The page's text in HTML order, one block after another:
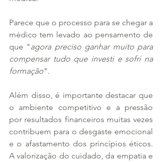
Parece que o processo para se chegar a
médico tem levado ao pensamento de
que "agora preciso ganhar muito para
compensar tudo que investi e sofri na
formação".
Além disso, é importante destacar que
o ambiente competitivo e a pressão
por resultados financeiros muitas vezes
contribuem para o desgaste emocional
e o afastamento dos princípios éticos.
A valorização do cuidado, da empatia e